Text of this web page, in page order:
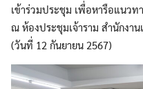
เข้าร่วมประชุม เพื่อหารือแนว
ณ ห้องประชุมเจ้าราม สำนักงา
(วันที่ 12 กันยายน 2567)